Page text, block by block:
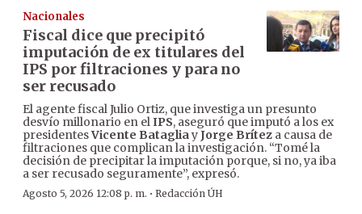
Nacionales
Fiscal dice que precipitó
imputación de ex titulares del
IPS por filtraciones y para no
ser recusado
El agente fiscal Julio Ortiz, que investiga un presunto
desvío millonario en elIPS, aseguró que imputó a los ex
presidentesVicente BatagliayJorge Brítez a causa de
filtraciones que complican la investigación. “Tomé la
decisión de precipitar la imputación porque, si no, ya iba
a ser recusado seguramente”, expresó.
Agosto 5, 2026 12:08 p. m. · Redacción ÚH